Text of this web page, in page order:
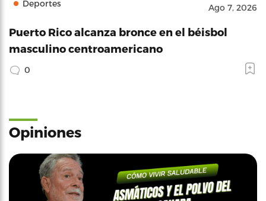
Deportes Ago 7, 2026
Puerto Rico alcanza bronce en el béisbol
masculino centroamericano
0
Opiniones